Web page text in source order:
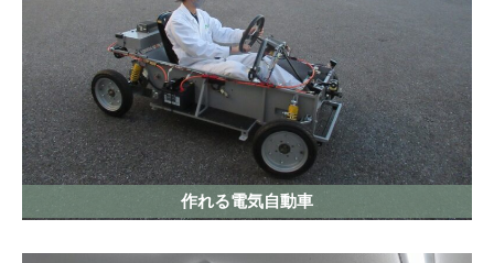
作れる電気自動車